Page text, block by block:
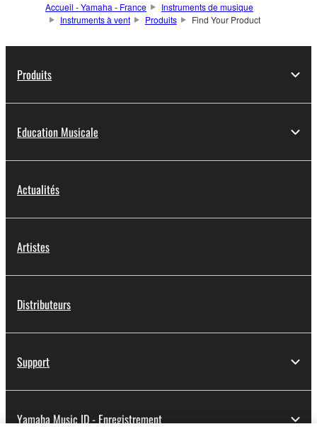
Accueil - Yamaha - France
Instruments de musique
Instruments à vent
Produits Find Your Product
Produits
Education Musicale
Actualités
Artistes
Distributeurs
Support
Yamaha Music ID - Enregistrement